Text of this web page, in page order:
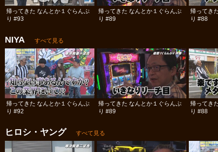
帰ってきた なんとか１ぐらんぷ
り #93
帰ってきた なんとか１ぐらんぷ
り #89
帰ってき
り #88
NIYA すべて見る
帰ってきた なんとか１ぐらんぷ
り #92
帰ってきた なんとか１ぐらんぷ
り #89
帰ってき
り #88
ヒロシ・ヤング すべて見る